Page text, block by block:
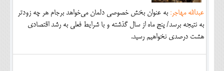
عبدالله مهاجر: به عنوان بخش خصوصی دلمان می‌خواهد برجام هر چه زودتر
به نتیجه برسد/ پنج ماه از سال گذشته و با شرایط فعلی به رشد اقتصادی
هشت درصدی نخواهیم رسید.